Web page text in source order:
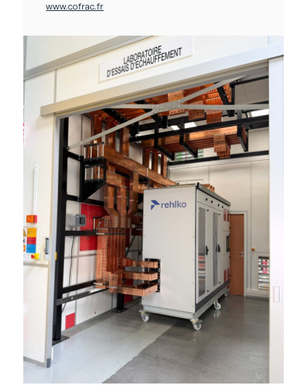
www.cofrac.fr